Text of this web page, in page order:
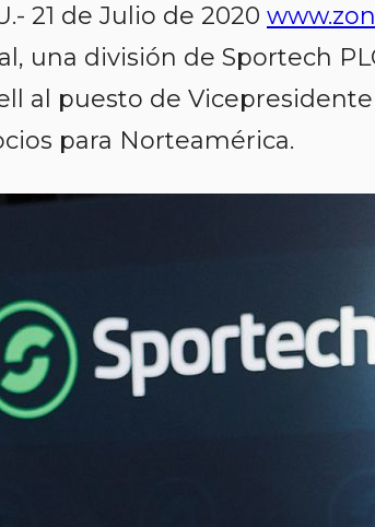
21 de Julio de 2020
una división de Sportech
al puesto de
para Norteamérica.